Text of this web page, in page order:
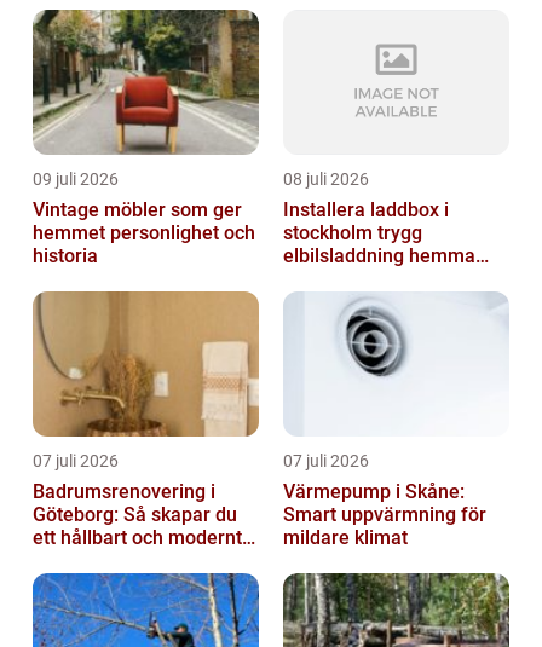
09 juli 2026
Vintage möbler som ger
hemmet personlighet och
historia
08 juli 2026
Installera laddbox i
stockholm trygg
elbilsladdning hemma
07 juli 2026
Badrumsrenovering i
Göteborg: Så skapar du
ett hållbart och modernt
07 juli 2026
Värmepump i Skåne:
Smart uppvärmning för
mildare klimat